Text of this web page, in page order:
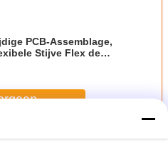
PCB-Assemblage,
Stijve Flex de